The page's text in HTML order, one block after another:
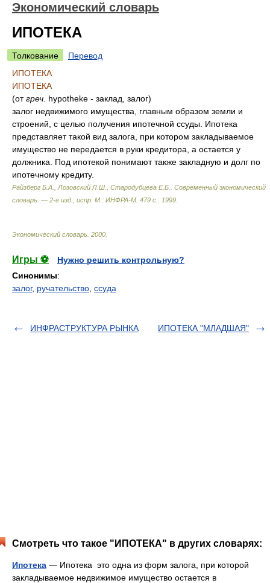
Экономический словарь
ИПОТЕКА
Толкование
Перевод
ИПОТЕКА
ИПОТЕКА
(отгреч. hypotheke - заклад, залог)
залог недвижимого имущества, главным образом земли и
строений, с целью получения ипотечной ссуды. Ипотека
представляет такой вид залога, при котором закладываемое
имущество не передается в руки кредитора, а остается у
должника. Под ипотекой понимают также закладную и долг по
ипотечному кредиту.
Райзберг Б.А., Лозовский Л.Ш., Стародубцева Е.Б.
Современный экономический
словарь. — 2-е изд., испр. М.: ИНФРА-М. 479 с.
1999
Экономический словарь 2000
Игры ⚽
Нужно решить контрольную?
Синонимы:
залог, ручательство ссуда
ИНФРАСТРУКТУРА РЫНКА ИПОТЕКА "МЛАДШАЯ"
Смотреть что такое "ИПОТЕКА" в других словарях:
Ипотека — Ипотека это одна из форм залога, при которой
закладываемое недвижимое имущество остается в